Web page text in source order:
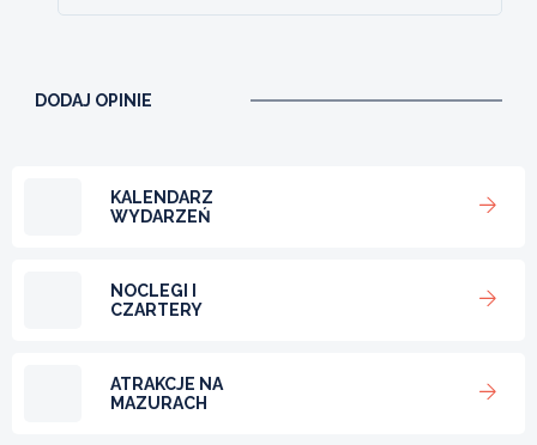
DODAJ OPINIE
KALENDARZ
WYDARZEŃ
NOCLEGI I
CZARTERY
ATRAKCJE NA
MAZURACH